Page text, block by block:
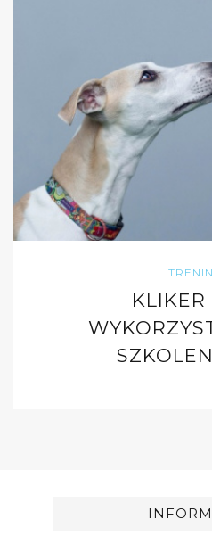
KLIKER